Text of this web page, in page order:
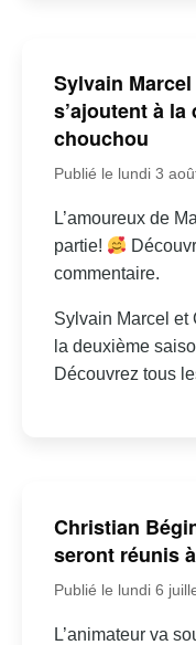
Sylvain
s’ajoutent à
chouchou
Publié le lundi 3
L’amoureux de
partie!
commentaire.
Sylvain Marcel et
la deuxième
Découvrez tous
Christian
seront réunis
Publié le lundi 6
L’animateur va